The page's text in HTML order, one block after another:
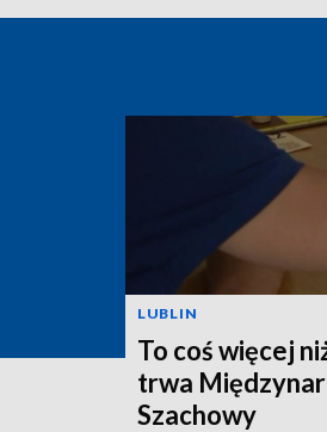
LUBLIN
To coś więcej
trwa
Szachowy